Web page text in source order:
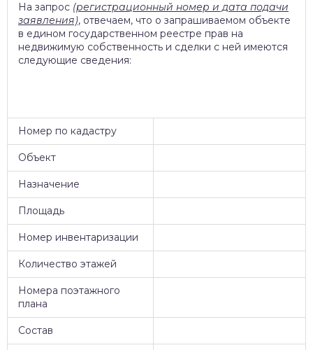
На запрос (регистрационный номер и дата подачи
заявления), отвечаем, что о запрашиваемом объекте
в едином государственном реестре прав на
недвижимую собственность и сделки с ней имеются
следующие сведения:
Номер по кадастру
Объект
Назначение
Площадь
Номер инвентаризации
Количество этажей
Номера поэтажного
плана
Состав